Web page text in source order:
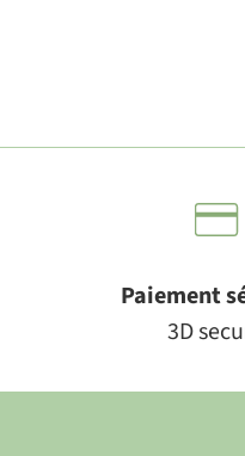
Paiement
3D